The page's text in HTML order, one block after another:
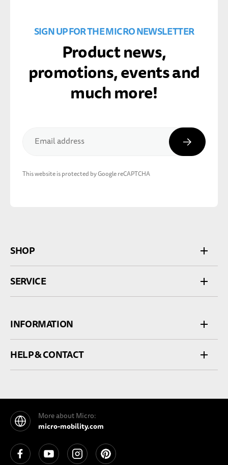
Email address Subscribe
This website is protected by Google reCAPTCHA
SIGN UP FOR THE MICRO NEWSLETTER
Product news,
promotions, events and
much more!
SHOP
SERVICE
INFORMATION
HELP & CONTACT
More about Micro:
micro-mobility.com
See our Facebook
See our YouTube channel
See our Instagram
See our Pinterest